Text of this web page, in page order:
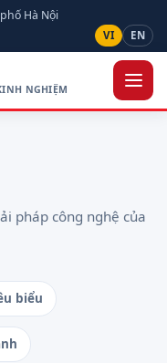
Hà Nội
VI EN
NGHIỆM
pháp công nghệ của
biểu